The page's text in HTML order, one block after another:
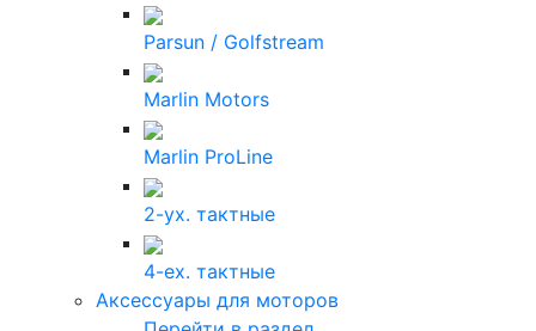
Parsun / Golfstream
Marlin Motors
Marlin ProLine
2-ух. тактные
4-ех. тактные
Аксессуары для моторов